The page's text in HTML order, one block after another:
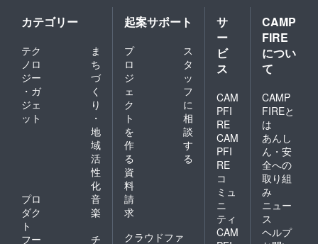
ン品へ
記載さ
せてい
ただく
お名前
は全て
統一で
してお
りま
す。 ※
複数ご
支援い
ただい
た場合
も旗類
が連な
る形で
の装飾
はでき
かねま
キー 生
誕イラ
ストと
備考欄
に記載
された
お名前
インさ
れたオ
リジナ
ルネー
ムアク
キーを
作成さ
せてい
ただき
ます。
開催
後、リ
ターン
名前
（ニッ
クネー
ム可・6
文字以
内）を
印刷さ
ただき
ます。
開催
後、タ
レント
直筆サ
インを
入れた
状態で
ご自宅
へ発送
させて
いただ
カテゴリー
テク
ノロ
ジー
・ガ
ジェ
ット
ま
ち
づ
く
り
・
地
域
活
性
化
プロ
ダク
ト
音
楽
フー
チ
起案サポート
プ
ロ
ジ
ェ
ク
ト
を
作
る
ス
タ
ッ
フ
に
相
談
す
る
資
料
請
求
クラウドファ
サ
ー
ビ
ス
CAM
PFI
RE
CAM
PFI
RE
コ
ミュ
ニ
ティ
CAM
CAMP
FIRE
につい
て
CAMP
FIREと
は
あんし
ん・安
全への
取り組
み
ニュー
ス
ヘルプ